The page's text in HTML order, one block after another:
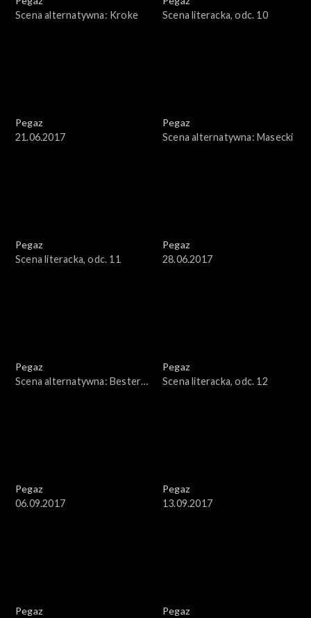
Scena alternatywna: Kroke
Scena literacka, odc. 10
Pegaz
21.06.2017
Pegaz
Scena alternatywna: Masecki
Pegaz
Scena literacka, odc. 11
Pegaz
28.06.2017
Pegaz
Scena alternatywna: Bester
Pegaz
Scena literacka, odc. 12
Pegaz
06.09.2017
Pegaz
13.09.2017
Pegaz
Pegaz